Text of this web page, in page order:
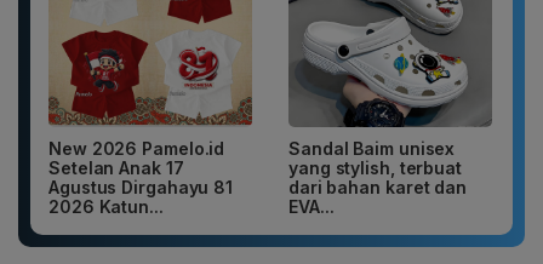
New 2026 Pamelo.id
Setelan Anak 17
Agustus Dirgahayu 81
2026 Katun...
Sandal Baim unisex
yang stylish, terbuat
dari bahan karet dan
EVA...